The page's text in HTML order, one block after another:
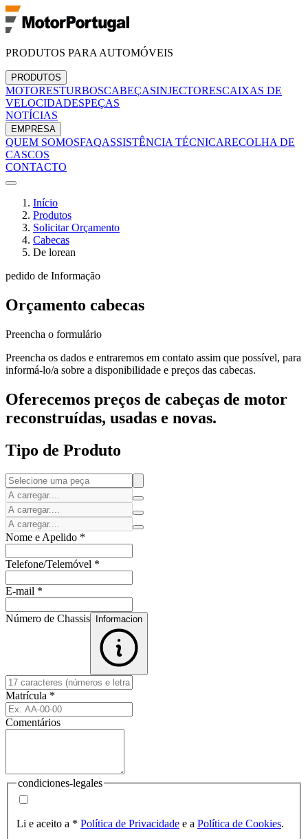
PRODUTOS PARA AUTOMÓVEIS
PRODUTOS
MOTORESTURBOSCABEÇASINJECTORESCAIXAS DE
VELOCIDADESPEÇAS
NOTÍCIAS
EMPRESA
QUEM SOMOSFAQASSISTÊNCIA TÉCNICARECOLHA DE
CASCOS
CONTACTO
Início
Produtos
Solicitar Orçamento
Cabecas
De lorean
pedido de Informação
Orçamento cabecas
Preencha o formulário
Preencha os dados e entraremos em contato assim que possível, para
informá-lo/a sobre a disponibilidade e preços das cabecas.
Oferecemos preços de cabeças de motor
reconstruídas, usadas e novas.
Tipo de Produto
Nome e Apelido *
Telefone/Telemóvel *
E-mail *
Número de Chassis Informacion
Matrícula *
Comentários
condiciones-legales
Li e aceito a * Política de Privacidade e a Política de Cookies.